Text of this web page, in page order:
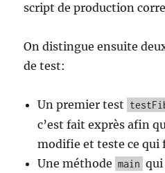
script de production
On distingue ensuite
de test:
Un premier test
c’est fait exprès afin
modifie et teste ce qui
Une méthode main qui